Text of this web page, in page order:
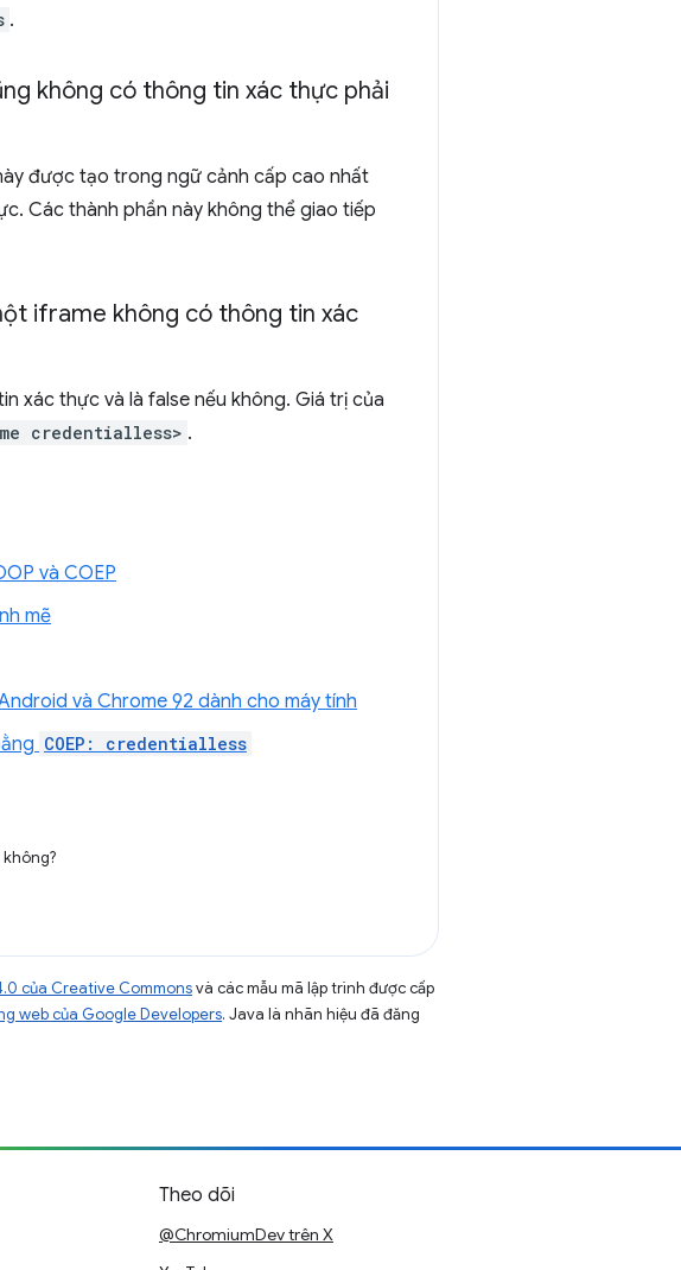
.
không có thông tin xác thực phải
được tạo trong ngữ cảnh cấp cao nhất
Các thành phần này không thể giao tiếp
iframe không có thông tin xác
xác thực và là false nếu không. Giá trị của
credentialless> .
và COEP
mẽ
và Chrome 92 dành cho máy tính
COEP: credentialless
của Creative Commonsvà các mẫu mã lập trình được cấp
web của Google Developers. Java là nhãn hiệu đã đăng
Theo dõi
@ChromiumDev trên X